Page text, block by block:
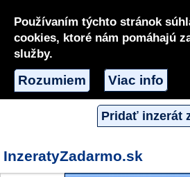
Používaním týchto stránok
cookies, ktoré nám pomáhajú
služby.
Rozumiem Viac info
Pridať inzerát
InzeratyZadarmo.sk